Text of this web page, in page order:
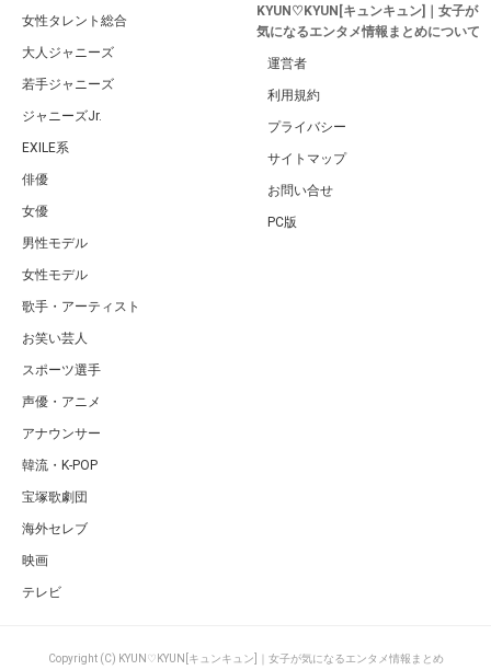
女性タレント総合
大人ジャニーズ
若手ジャニーズ
ジャニーズJr.
EXILE系
俳優
女優
男性モデル
女性モデル
歌手・アーティスト
お笑い芸人
スポーツ選手
声優・アニメ
アナウンサー
韓流・K-POP
宝塚歌劇団
海外セレブ
映画
テレビ
KYUN♡KYUN[キュンキュン]｜女子が
気になるエンタメ情報まとめについて
運営者
利用規約
プライバシー
サイトマップ
お問い合せ
PC版
Copyright (C) KYUN♡KYUN[キュンキュン]｜女子が気になるエンタメ情報まとめ